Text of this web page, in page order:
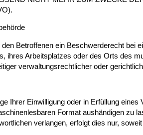
Betroffenen ein Beschwerderecht bei
ihres Arbeitsplatzes oder des Orts des
verwaltungsrechtlicher oder
Ihrer Einwilligung oder in Erfüllung
Format aushändigen zu
verlangen, erfolgt dies nur,